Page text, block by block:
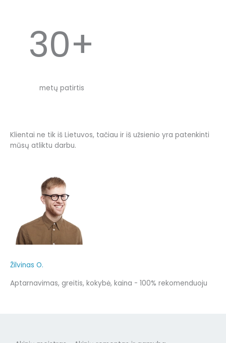
30+
metų patirtis
Klientai ne tik iš Lietuvos, tačiau ir iš užsienio yra patenkinti
mūsų atliktu darbu.
Žilvinas O.
Aptarnavimas, greitis, kokybė, kaina - 100% rekomenduoju